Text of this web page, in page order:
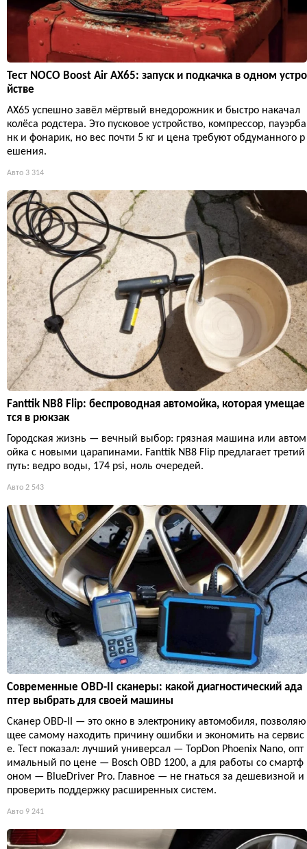
Тест NOCO Boost Air AX65: запуск и подкачка в одном устро
йстве
AX65 успешно завёл мёртвый внедорожник и быстро накачал
колёса родстера. Это пусковое устройство, компрессор, пауэрба
нк и фонарик, но вес почти 5 кг и цена требуют обдуманного р
ешения.
Авто 3 314
Fanttik NB8 Flip: беспроводная автомойка, которая умещае
тся в рюкзак
Городская жизнь — вечный выбор: грязная машина или автом
ойка с новыми царапинами. Fanttik NB8 Flip предлагает третий
путь: ведро воды, 174 psi, ноль очередей.
Авто 2 543
Современные OBD-II сканеры: какой диагностический ада
птер выбрать для своей машины
Сканер OBD-II — это окно в электронику автомобиля, позволяю
щее самому находить причину ошибки и экономить на сервис
е. Тест показал: лучший универсал — TopDon Phoenix Nano, опт
имальный по цене — Bosch OBD 1200, а для работы со смартф
оном — BlueDriver Pro. Главное — не гнаться за дешевизной и
проверить поддержку расширенных систем.
Авто 9 241